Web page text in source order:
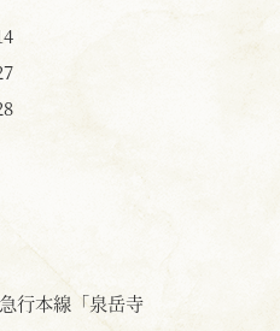
行本線「泉岳寺